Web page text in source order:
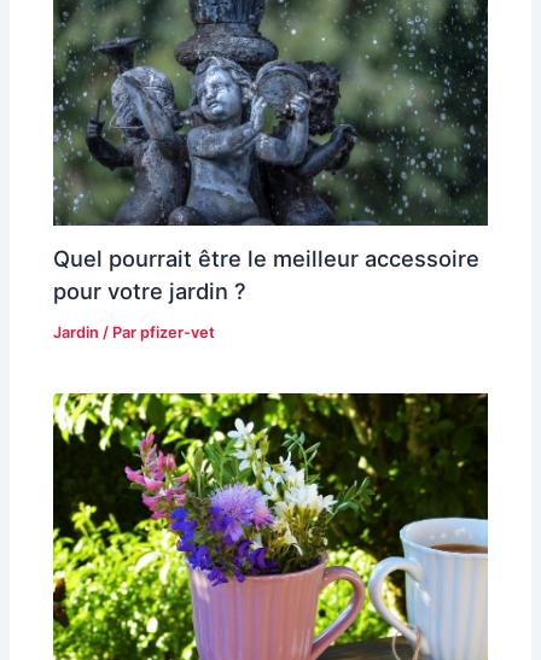
Quel pourrait être le meilleur accessoire
pour votre jardin ?
Jardin / Parpfizer-vet